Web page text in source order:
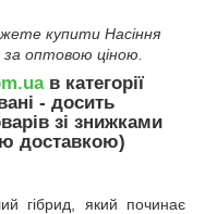
купити Насіння
оптовою ціною.
в категорії
- досить
зі знижками
доставкою)
гібрид, який починає